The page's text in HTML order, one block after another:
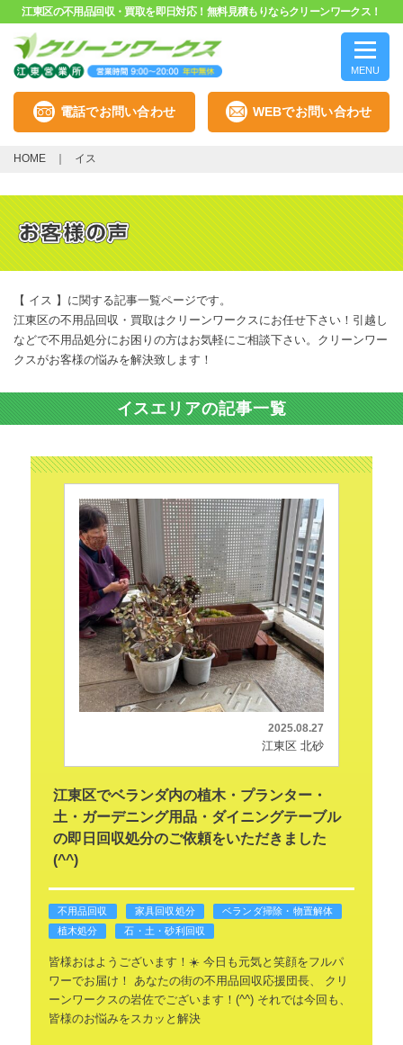
江東区の不用品回収・買取を即日対応！無料見積もりならクリーンワークス！
MENU
電話でお問い合わせ WEBでお問い合わせ
HOME イス
【 イス 】に関する記事一覧ページです。
江東区の不用品回収・買取はクリーンワークスにお任せ下さい！引越し
などで不用品処分にお困りの方はお気軽にご相談下さい。クリーンワー
クスがお客様の悩みを解決致します！
イスエリアの記事一覧
2025.08.27
江東区 北砂
江東区でベランダ内の植木・プランター・
土・ガーデニング用品・ダイニングテーブル
の即日回収処分のご依頼をいただきました
(^^)
不用品回収 家具回収処分
ベランダ掃除・物置解体
植木処分
石・土・砂利回収
皆様おはようございます！☀️ 今日も元気と笑顔をフルパ
ワーでお届け！
あなたの街の不用品回収応援団長、
クリ
ーンワークスの岩佐でございます！(^^) それでは今回も、
皆様のお悩みをスカッと解決